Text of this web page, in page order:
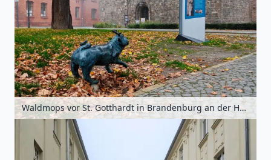
Waldmops vor St. Gotthardt in Brandenburg an der Havel, Havelland, Brandenburg, Deutschland